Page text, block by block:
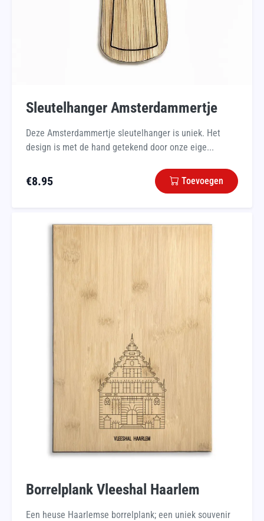
Sleutelhanger Amsterdammertje
Deze Amsterdammertje sleutelhanger is uniek. Het
design is met de hand getekend door onze eige...
€8.95 Toevoegen
Borrelplank Vleeshal Haarlem
Een heuse Haarlemse borrelplank; een uniek souvenir